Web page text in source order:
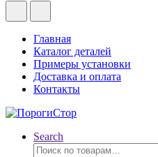
Главная
Каталог деталей
Примеры установки
Доставка и оплата
Контакты
Search
Искать: